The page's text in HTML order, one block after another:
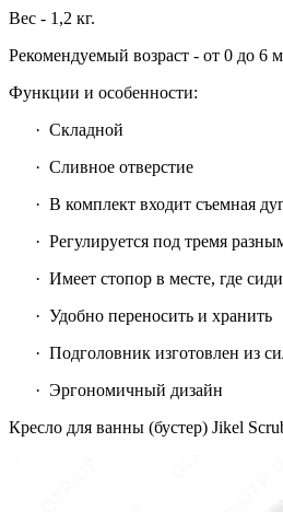
Вес - 1,2 кг.
Рекомендуемый возраст - от 0 до 6
Функции и особенности:
· Складной
· Сливное отверстие
· В комплект входит съемная
· Регулируется под тремя
· Имеет стопор в месте, где
· Удобно переносить и хранить
· Подголовник изготовлен из
· Эргономичный дизайн
Кресло для ванны (бустер) Jikel